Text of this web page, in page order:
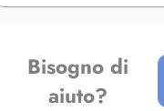
Bisogno di
aiuto?